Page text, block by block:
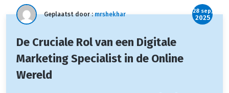
Geplaatst door :mrshekhar 28 sep,
2025
De Cruciale Rol van een Digitale
Marketing Specialist in de Online
Wereld